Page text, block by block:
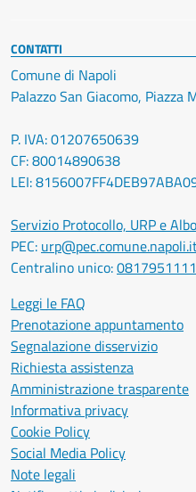
CONTATTI
Comune di Napoli
Palazzo San Giacomo,
P. IVA: 01207650639
CF: 80014890638
LEI:
Servizio Protocollo, URP e
PEC:
Centralino unico:0817951111
Leggi le FAQ
Prenotazione appuntamento
Segnalazione disservizio
Richiesta assistenza
Amministrazione trasparente
Informativa privacy
Cookie Policy
Social Media Policy
Note legali